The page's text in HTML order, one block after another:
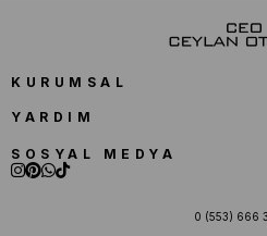
KURUMSAL
YARDIM
SOSYAL MEDYA
0 (553) 666